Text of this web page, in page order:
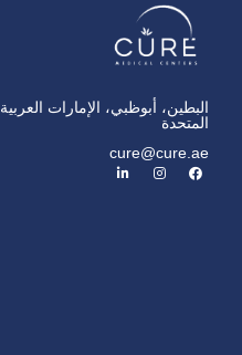
البطين، أبوظبي، الإمارات العربية
المتحدة
cure@cure.ae
ف
ي
ا
ن
ل
ي